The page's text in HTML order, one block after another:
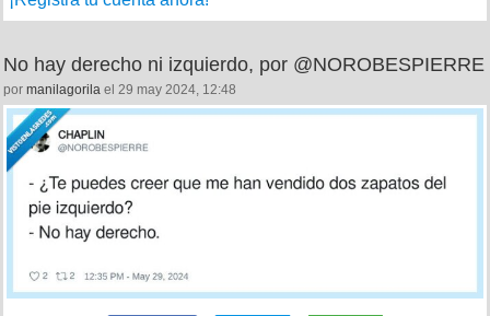
No hay derecho ni izquierdo, por @NOROBESPIERRE
por manilagorila el 29 may 2024, 12:48